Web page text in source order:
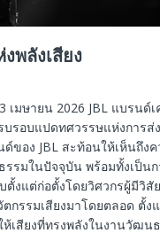
พลังเสียง
เมษายน 2026 JBL แบรนด์
รอบแปดทศวรรษแห่งการส่
ของ JBL สะท้อนให้เห็นถึง
มในปัจจุบัน พร้อมทั้งเป็นก
งแต่ก่อตั้งโดยวิศวกรผู้มีวิสั
กรรมเสียงมาโดยตลอด ตั้
เสียงที่ทรงพลังในงานวัฒ